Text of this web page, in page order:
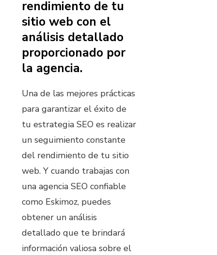
rendimiento de tu
sitio web con el
análisis detallado
proporcionado por
la agencia.
Una de las mejores prácticas
para garantizar el éxito de
tu estrategia SEO es realizar
un seguimiento constante
del rendimiento de tu sitio
web. Y cuando trabajas con
una agencia SEO confiable
como Eskimoz, puedes
obtener un análisis
detallado que te brindará
información valiosa sobre el